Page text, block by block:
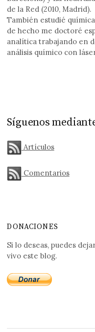
de la Red (2010, Madrid).
También estudié
de hecho me doctoré
analítica trabajando en
análisis químico con
Síguenos
Artículos
Comentarios
DONACIONES
Si lo deseas, puedes
vivo este blog.